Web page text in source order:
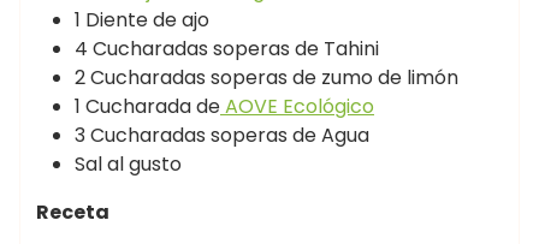
1 Diente de ajo
4 Cucharadas soperas de Tahini
2 Cucharadas soperas de zumo de limón
1 Cucharada deAOVE Ecológico
3 Cucharadas soperas de Agua
Sal al gusto
Receta